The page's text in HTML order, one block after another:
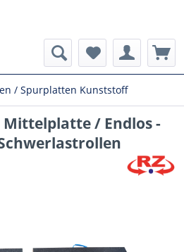
/ Spurplatten Kunststoff
/ Endlos -